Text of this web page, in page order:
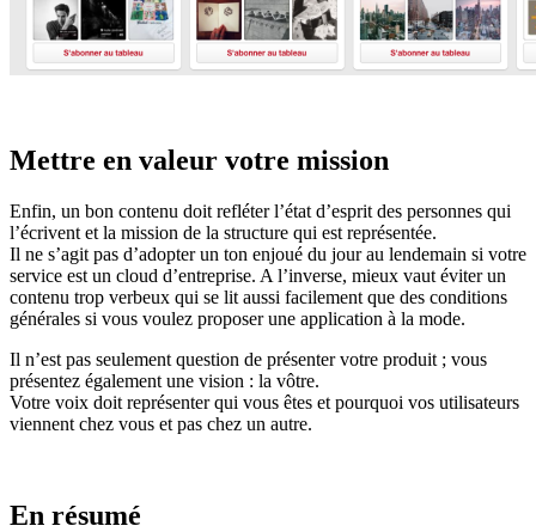
Mettre en valeur votre mission
Enfin, un bon contenu doit refléter l’état d’esprit des personnes qui
l’écrivent et la mission de la structure qui est représentée.
Il ne s’agit pas d’adopter un ton enjoué du jour au lendemain si votre
service est un cloud d’entreprise. A l’inverse, mieux vaut éviter un
contenu trop verbeux qui se lit aussi facilement que des conditions
générales si vous voulez proposer une application à la mode.
Il n’est pas seulement question de présenter votre produit ; vous
présentez également une vision : la vôtre.
Votre voix doit représenter qui vous êtes et pourquoi vos utilisateurs
viennent chez vous et pas chez un autre.
En résumé